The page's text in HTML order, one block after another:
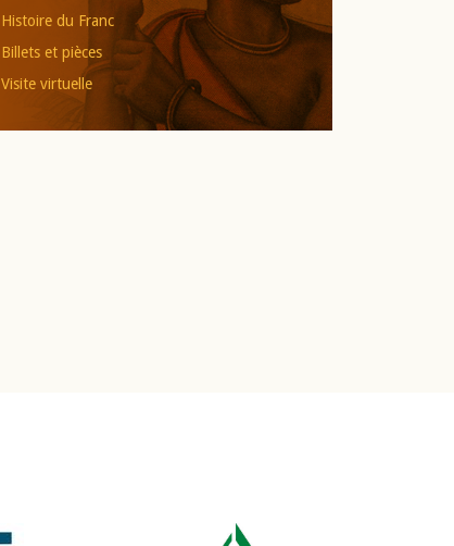
Histoire du Franc
Billets et pièces
Visite virtuelle